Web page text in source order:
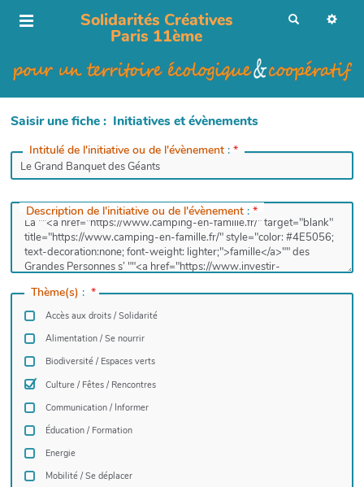
Solidarités Créatives
Paris 11ème
r
Saisir une fiche : Initiatives et évènements
*
Intitulé de l'initiative ou de l'évènement :
*
Description de l'initiative ou de l'évènement:
*
Thème(s) :
Accès aux droits / Solidarité
Alimentation / Se nourrir
Biodiversité / Espaces verts
Culture / Fêtes / Rencontres
Communication / Informer
Éducation / Formation
Energie
Mobilité / Se déplacer